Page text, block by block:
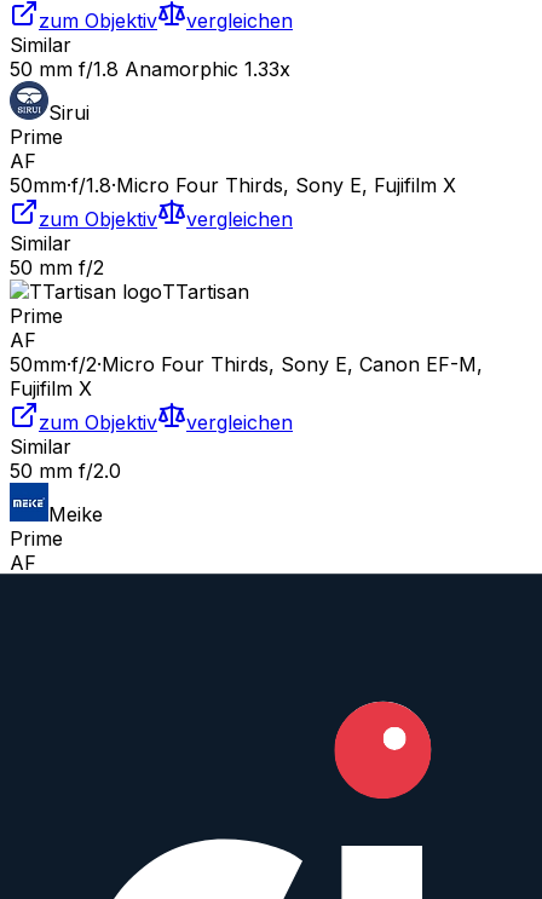
zum Objektiv
vergleichen
Similar
50 mm f/1.8 Anamorphic 1.33x
Sirui
Prime
AF
50mm·f/1.8·Micro Four Thirds, Sony E, Fujifilm X
zum Objektiv
vergleichen
Similar
50 mm f/2
TTartisan
Prime
AF
50mm·f/2·Micro Four Thirds, Sony E, Canon EF-M,
Fujifilm X
zum Objektiv
vergleichen
Similar
50 mm f/2.0
Meike
Prime
AF
vergleichen
50 mm T1.3 AS UMC CS